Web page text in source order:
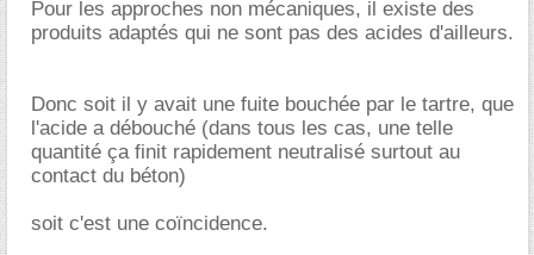
Pour les approches non mécaniques, il existe des
produits adaptés qui ne sont pas des acides d'ailleurs.
Donc soit il y avait une fuite bouchée par le tartre, que
l'acide a débouché (dans tous les cas, une telle
quantité ça finit rapidement neutralisé surtout au
contact du béton)
soit c'est une coïncidence.